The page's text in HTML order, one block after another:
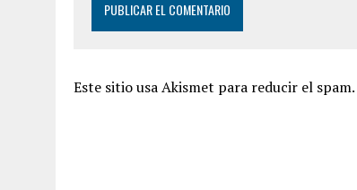
Este sitio usa Akismet para reducir el spam.